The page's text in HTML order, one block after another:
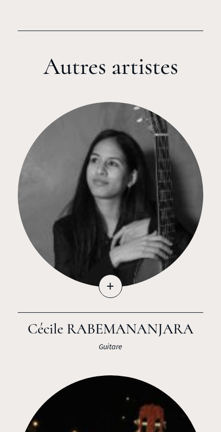
Autres artistes
+
Cécile RABEMANANJARA
Guitare